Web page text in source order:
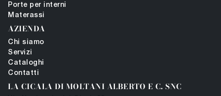
Porte per interni
Materassi
AZIENDA
Chi siamo
Servizi
Cataloghi
Contatti
LA CICALA DI MOLTANI ALBERTO E C. SNC